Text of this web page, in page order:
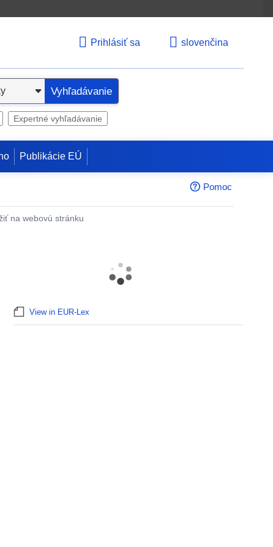
Prihlásiť sa slovenčina
Vyhľadávanie
Expertné vyhľadávanie
Publikácie EÚ
Pomoc
na webovú stránku
View in EUR-Lex